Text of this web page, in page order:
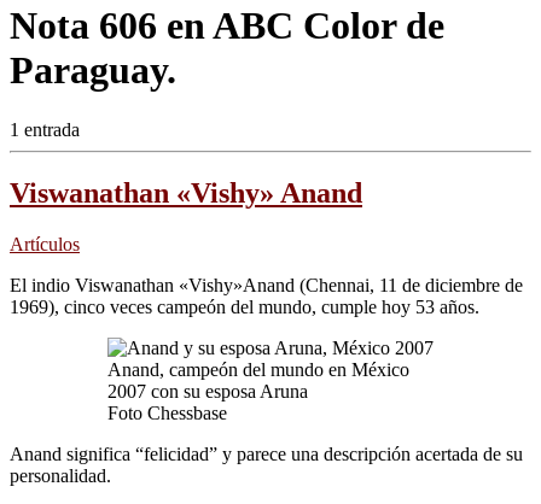
Nota 606 en ABC Color de
Paraguay.
1 entrada
Viswanathan «Vishy» Anand
Artículos
El indio Viswanathan «Vishy»Anand (Chennai, 11 de diciembre de
1969), cinco veces campeón del mundo, cumple hoy 53 años.
Anand, campeón del mundo en México
2007 con su esposa Aruna
Foto Chessbase
Anand significa “felicidad” y parece una descripción acertada de su
personalidad.